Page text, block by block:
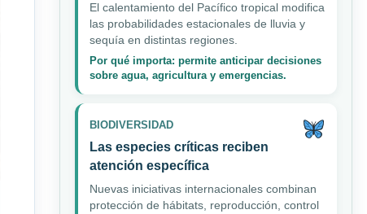
El calentamiento del Pacífico tropical modifica
las probabilidades estacionales de lluvia y
sequía en distintas regiones.
Por qué importa: permite anticipar decisiones
sobre agua, agricultura y emergencias.
BIODIVERSIDAD
Las especies críticas reciben
atención específica
Nuevas iniciativas internacionales combinan
protección de hábitats, reproducción, control